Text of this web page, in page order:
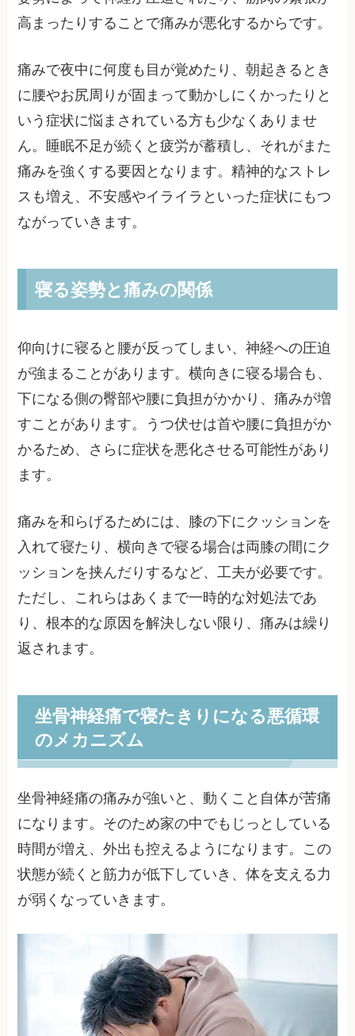
高まったりすることで痛みが悪化するからです。
痛みで夜中に何度も目が覚めたり、朝起きるとき
に腰やお尻周りが固まって動かしにくかったりと
いう症状に悩まされている方も少なくありませ
ん。睡眠不足が続くと疲労が蓄積し、それがまた
痛みを強くする要因となります。精神的なストレ
スも増え、不安感やイライラといった症状にもつ
ながっていきます。
寝る姿勢と痛みの関係
仰向けに寝ると腰が反ってしまい、神経への圧迫
が強まることがあります。横向きに寝る場合も、
下になる側の臀部や腰に負担がかかり、痛みが増
すことがあります。うつ伏せは首や腰に負担がか
かるため、さらに症状を悪化させる可能性があり
ます。
痛みを和らげるためには、膝の下にクッションを
入れて寝たり、横向きで寝る場合は両膝の間にク
ッションを挟んだりするなど、工夫が必要です。
ただし、これらはあくまで一時的な対処法であ
り、根本的な原因を解決しない限り、痛みは繰り
返されます。
坐骨神経痛で寝たきりになる悪循環
のメカニズム
坐骨神経痛の痛みが強いと、動くこと自体が苦痛
になります。そのため家の中でもじっとしている
時間が増え、外出も控えるようになります。この
状態が続くと筋力が低下していき、体を支える力
が弱くなっていきます。